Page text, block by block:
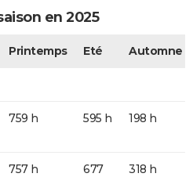
en 2025
Printemps Eté Automne
759 h 595 h 198 h
757 h
677
318 h